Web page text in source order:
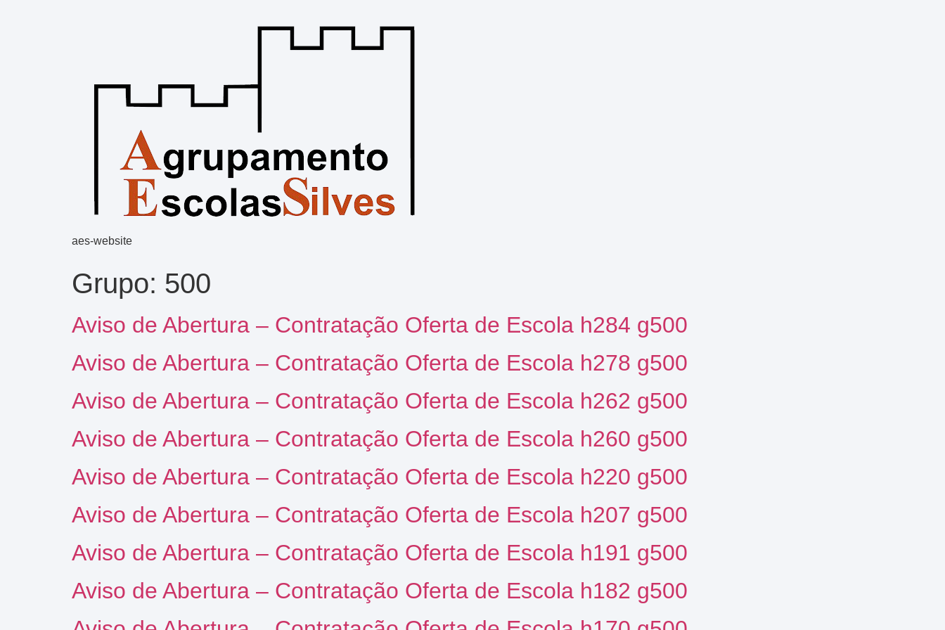
aes-website
Grupo: 500
Aviso de Abertura – Contratação Oferta de Escola h284 g500
Aviso de Abertura – Contratação Oferta de Escola h278 g500
Aviso de Abertura – Contratação Oferta de Escola h262 g500
Aviso de Abertura – Contratação Oferta de Escola h260 g500
Aviso de Abertura – Contratação Oferta de Escola h220 g500
Aviso de Abertura – Contratação Oferta de Escola h207 g500
Aviso de Abertura – Contratação Oferta de Escola h191 g500
Aviso de Abertura – Contratação Oferta de Escola h182 g500